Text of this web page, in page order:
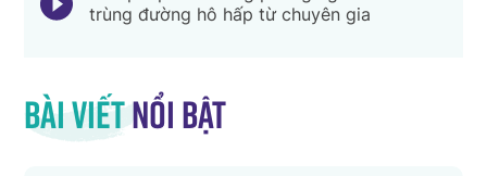
trùng đường hô hấp từ chuyên gia
Bài viếtnổi bật